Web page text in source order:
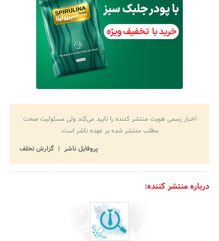
اخبار رسمی هویت منتشر کننده را تایید می‌کند ولی مسئولیت صحت
مطلب منتشر شده بر عهده ناشر است.
پروفایل ناشر
گزارش تخلف
درباره منتشر کننده: